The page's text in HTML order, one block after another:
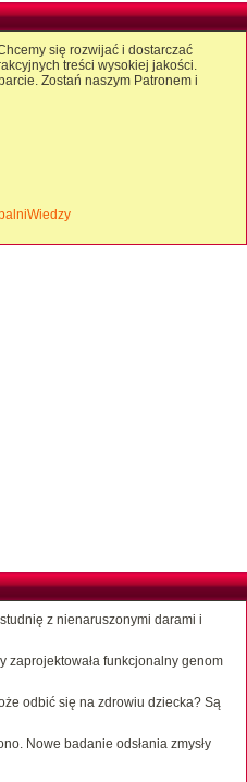
się rozwijać i dostarczać
treści wysokiej jakości.
Zostań naszym Patronem i
z nienaruszonymi darami i
zaprojektowała funkcjonalny genom
odbić się na zdrowiu dziecka? Są
Nowe badanie odsłania zmysły